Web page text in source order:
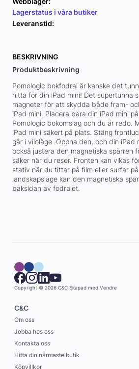
Lagerstatus i våra butiker
Leveranstid:
BESKRIVNING
Produktbeskrivning
Pomologic bokfodral är kanske det
hitta för din iPad mini! Det supertunna
magneter för att skydda både fram-
iPad mini. Placera bara din iPad mini
Pomologic bokomslag och du är redo.
iPad mini säkert på plats. Stäng
går i viloläge. Öppna den, och din iPad
också justera den magnetiska spärren
säker när du reser. Fronten kan vikas
stativ när du tittar på film eller surfar
landskapsläge kan den magnetiska
baksidan av fodralet.
Copyright © 2026 C&C Skapad med Vendre
C&C
Om oss
Jobba hos oss
Kontakta oss
Hitta din närmaste butik
Köpvillkor